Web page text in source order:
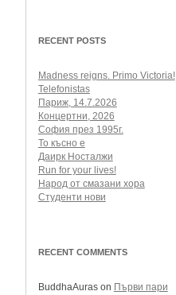
RECENT POSTS
Madness reigns. Primo Victoria!
Telefonistas
Париж, 14.7.2026
Концертни, 2026
София през 1995г.
То късно е
Даирк Носталжи
Run for your lives!
Народ от смазани хора
Студенти нови
RECENT COMMENTS
BuddhaAurason
Първи пари